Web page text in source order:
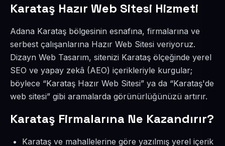
Karataş Hazır Web Sitesi Hizmeti
Adana Karataş bölgesinin esnafına, firmalarına ve
serbest çalışanlarına Hazır Web Sitesi veriyoruz.
Dizayn Web Tasarım, sitenizi Karataş ölçeğinde yerel
SEO ve yapay zekâ (AEO) içerikleriyle kurgular;
böylece “Karataş Hazır Web Sitesi” ya da “Karataş'de
web sitesi” gibi aramalarda görünürlüğünüzü artırır.
Karataş Firmalarına Ne Kazandırır?
Karataş ve mahallelerine göre yazılmış yerel içerik